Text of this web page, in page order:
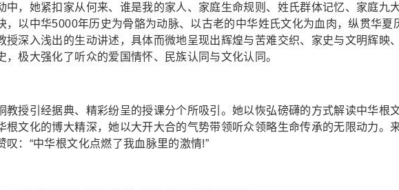
中，她紧扣家从何来、谁是我的家人、家庭生命规则、姓氏群体记忆、家庭九
，以中华5000年历史为骨骼为动脉、以古老的中华姓氏文化为血肉，纵贯华夏
授深入浅出的生动讲述，具体而微地呈现出辉煌与苦难交织、家史与文明辉映、
极大强化了听众的爱国情怀、民族认同与文化认同。
授引经据典、精彩纷呈的授课分个所吸引。她以恢弘磅礴的方式解读中华根
根文化的博大精深，她以大开大合的气势带领听众领略生命传承的无限动力。
叹：“中华根文化点燃了我血脉里的激情!”